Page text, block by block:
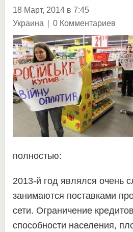
18 Март, 2014 в 7:45
Украина | 0 Комментариев
полностью:
2013-й год являлся очень
занимаются поставками
сети. Ограничение
способности населения,